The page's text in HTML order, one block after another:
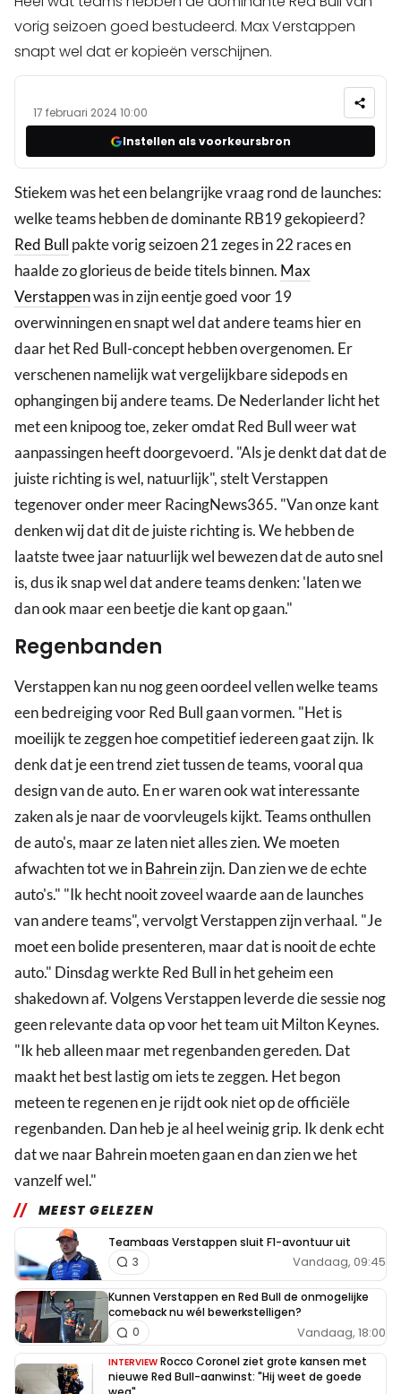
vorig seizoen goed bestudeerd. Max Verstappen
snapt wel dat er kopieën verschijnen.
17 februari 2024 10:00
Instellen als voorkeursbron
Stiekem was het een belangrijke vraag rond de launches:
welke teams hebben de dominante RB19 gekopieerd?
Red Bull pakte vorig seizoen 21 zeges in 22 races en
haalde zo glorieus de beide titels binnen. Max
Verstappenwas in zijn eentje goed voor 19
overwinningen en snapt wel dat andere teams hier en
daar het Red Bull-concept hebben overgenomen. Er
verschenen namelijk wat vergelijkbare sidepods en
ophangingen bij andere teams. De Nederlander licht het
met een knipoog toe, zeker omdat Red Bull weer wat
aanpassingen heeft doorgevoerd. "Als je denkt dat dat de
juiste richting is wel, natuurlijk", stelt Verstappen
tegenover onder meer RacingNews365. "Van onze kant
denken wij dat dit de juiste richting is. We hebben de
laatste twee jaar natuurlijk wel bewezen dat de auto snel
is, dus ik snap wel dat andere teams denken: 'laten we
dan ook maar een beetje die kant op gaan."
Regenbanden
Verstappen kan nu nog geen oordeel vellen welke teams
een bedreiging voor Red Bull gaan vormen. "Het is
moeilijk te zeggen hoe competitief iedereen gaat zijn. Ik
denk dat je een trend ziet tussen de teams, vooral qua
design van de auto. En er waren ook wat interessante
zaken als je naar de voorvleugels kijkt. Teams onthullen
de auto's, maar ze laten niet alles zien. We moeten
afwachten tot we inBahreinzijn. Dan zien we de echte
auto's." "Ik hecht nooit zoveel waarde aan de launches
van andere teams", vervolgt Verstappen zijn verhaal. "Je
moet een bolide presenteren, maar dat is nooit de echte
auto." Dinsdag werkte Red Bull in het geheim een
shakedown af. Volgens Verstappen leverde die sessie nog
geen relevante data op voor het team uit Milton Keynes.
"Ik heb alleen maar met regenbanden gereden. Dat
maakt het best lastig om iets te zeggen. Het begon
meteen te regenen en je rijdt ook niet op de officiële
regenbanden. Dan heb je al heel weinig grip. Ik denk echt
dat we naar Bahrein moeten gaan en dan zien we het
vanzelf wel."
MEEST GELEZEN
Teambaas Verstappen sluit F1-avontuur uit
Vandaag, 09:45
3
Kunnen Verstappen en Red Bull de onmogelijke
comeback nu wél bewerkstelligen?
Vandaag, 18:00
0
INTERVIEW Rocco Coronel ziet grote kansen met
nieuwe Red Bull-aanwinst: "Hij weet de goede